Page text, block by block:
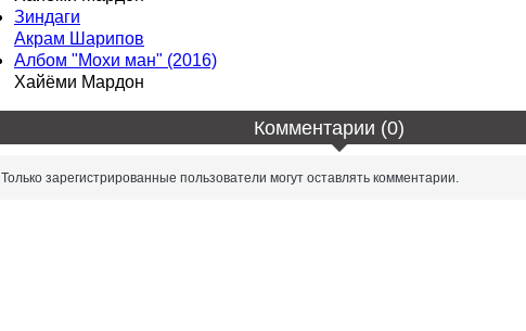
Зиндаги
Акрам Шарипов
Албом "Мохи ман" (2016)
Хайёми Мардон
Комментарии (0)
Только зарегистрированные пользователи могут оставлять комментарии.